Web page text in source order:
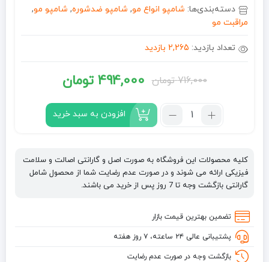
دسته‌بندی‌ها: شامپو انواع مو, شامپو ضدشوره, شامپو مو,
مراقبت مو
تعداد بازدید: 2,265 بازدید
716,000 تومان
قیمت
اصلی:
716,000 تومان
494,000 تومان
قیمت
فعلی:
494,000 تومان.
تعداد:
شوره
قوی
آکوا
بیوکسین
Bioxcin
مناسب
انواع
افزودن به سبد خرید
کلیه محصولات این فروشگاه به صورت اصل و گارانتی اصالت و سلامت
فیزیکی ارائه می شوند و در صورت عدم رضایت شما از محصول شامل
گارانتی بازگشت وجه تا 7 روز پس از خرید می باشند.
تضمین بهترین قیمت بازار
پشتیبانی عالی ۲۴ ساعته، ۷ روز هفته
بازگشت وجه در صورت عدم رضایت